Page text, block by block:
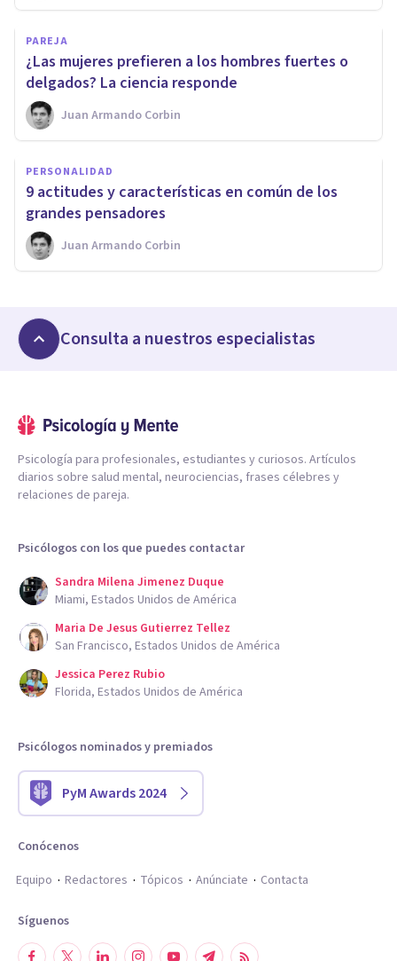
PAREJA
​¿Las mujeres prefieren a los hombres fuertes o
delgados? La ciencia responde
Juan Armando Corbin
PERSONALIDAD
9 actitudes y características en común de los
grandes pensadores
Juan Armando Corbin
Consulta a nuestros especialistas
Psicología para profesionales, estudiantes y curiosos. Artículos
diarios sobre salud mental, neurociencias, frases célebres y
relaciones de pareja.
Psicólogos con los que puedes contactar
Sandra Milena Jimenez Duque
Miami, Estados Unidos de América
Maria De Jesus Gutierrez Tellez
San Francisco, Estados Unidos de América
Jessica Perez Rubio
Florida, Estados Unidos de América
Psicólogos nominados y premiados
PyM Awards 2024
Conócenos
Equipo
Redactores Tópicos Anúnciate Contacta
Síguenos